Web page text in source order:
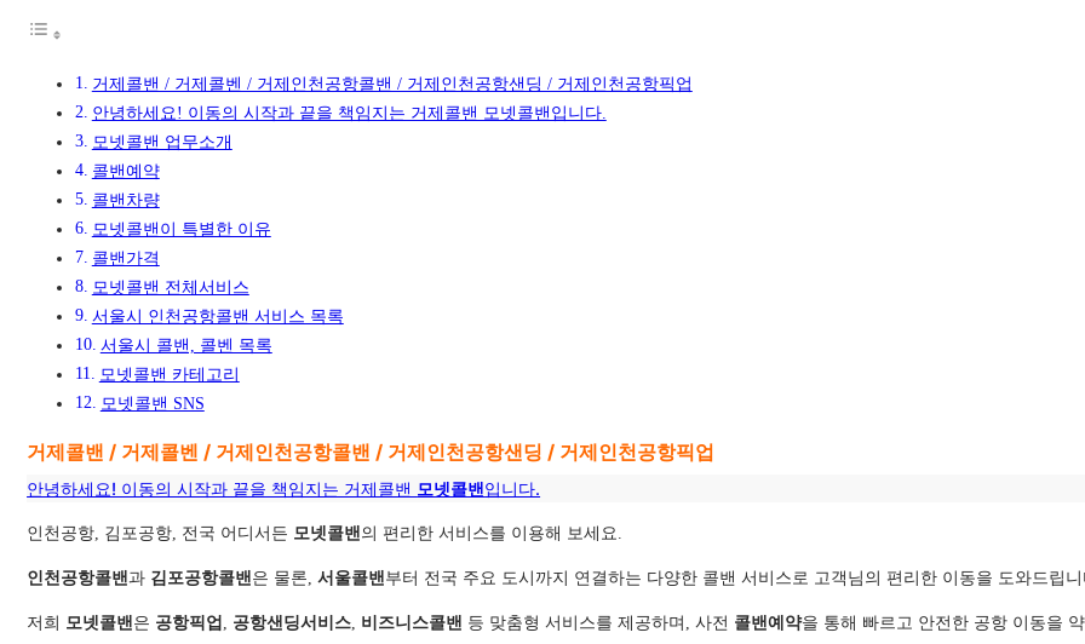
거제콜밴 / 거제콜벤 / 거제인천공항콜밴 / 거제인천공항샌딩 / 거제인천공항픽업
안녕하세요! 이동의 시작과 끝을 책임지는 거제콜밴 모넷콜밴입니다.
모넷콜밴 업무소개
콜밴예약
콜밴차량
모넷콜밴이 특별한 이유
콜밴가격
모넷콜밴 전체서비스
서울시 인천공항콜밴 서비스 목록
서울시 콜밴, 콜벤 목록
모넷콜밴 카테고리
모넷콜밴 SNS
거제콜밴 / 거제콜벤 / 거제인천공항콜밴 / 거제인천공항샌딩 / 거제인천공항픽업
안녕하세요! 이동의 시작과 끝을 책임지는 거제콜밴 모넷콜밴입니다.
인천공항, 김포공항, 전국 어디서든 모넷콜밴 의 편리한 서비스를 이용해 보세요.
인천공항콜밴과 김포공항콜밴 은 물론,서울콜밴 부터 전국 주요 도시까지 연결하는 다양한 콜밴 서비스로 고객님의 편리한 이동을 도와드립니
저희 모넷콜밴 은 공항픽업 공항샌딩서비스 비즈니스콜밴 등 맞춤형 서비스를 제공하며, 사전 콜밴예약을 통해 빠르고 안전한 공항 이동을